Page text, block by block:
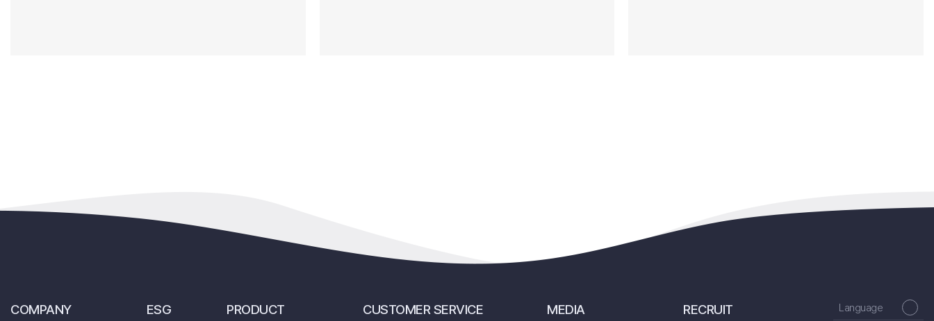
COMPANY ESG PRODUCT CUSTOMER SERVICE MEDIA RECRUIT Language